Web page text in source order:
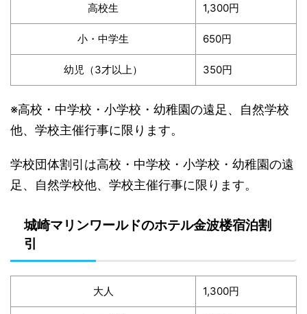
高校生 1,300円
小・中学生 650円
幼児（3才以上） 350円
※高校・中学校・小学校・幼稚園の遠足、自然学校
他、学校主催行事に限ります。
学校団体割引は高校・中学校・小学校・幼稚園の遠
足、自然学校他、学校主催行事に限ります。
城崎マリンワールドのホテル金波楼宿泊割
引
大人 1,300円